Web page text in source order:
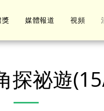
獎 媒體報道 視頻
探祕遊